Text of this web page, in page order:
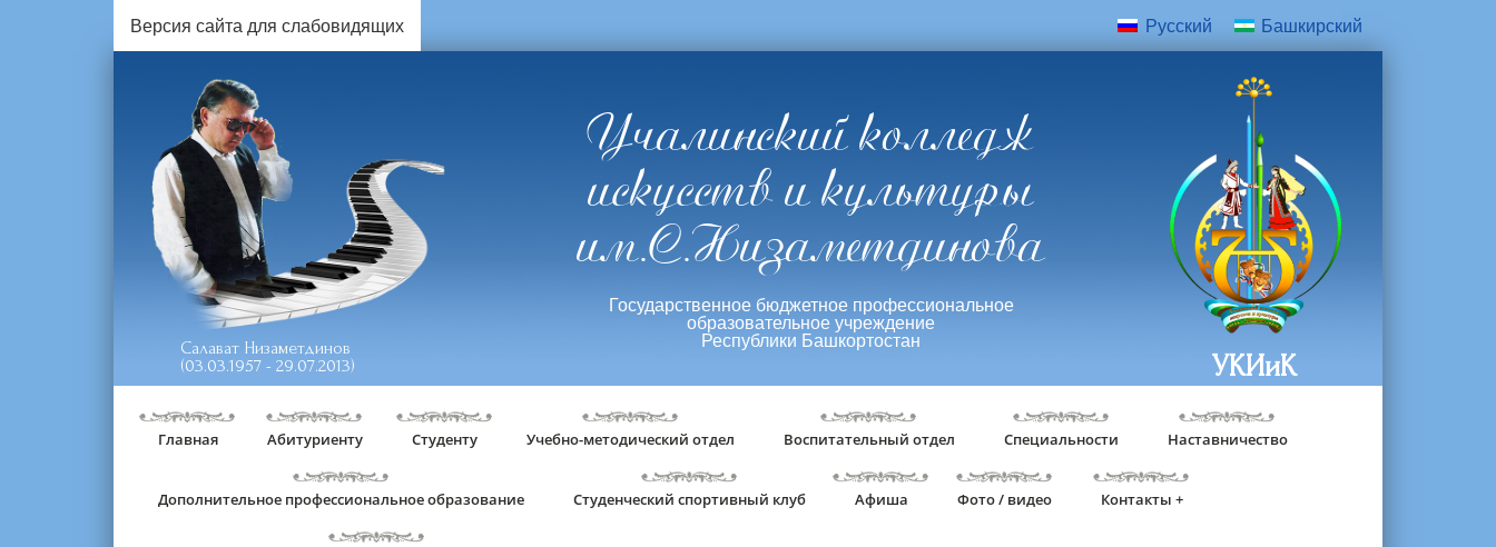
Версия сайта для слабовидящих Русский Башкирский
Салават Низаметдинов
(03.03.1957 - 29.07.2013)
Учалинский колледж
искусств и культуры
им.С.Низаметдинова
Государственное бюджетное профессиональное
образовательное учреждение
Республики Башкортостан
УКИиК
Главная Абитуриенту Студенту Учебно-методический отдел Воспитательный отдел Специальности Наставничество
Дополнительное профессиональное образование Студенческий спортивный клуб Афиша Фото / видео Контакты +